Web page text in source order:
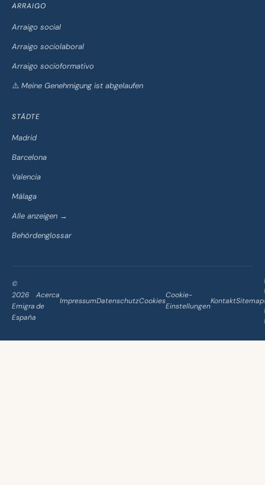
ARRAIGO
Arraigo social
Arraigo sociolaboral
Arraigo socioformativo
⚠️ Meine Genehmigung ist abgelaufen
STÄDTE
Madrid
Barcelona
Valencia
Málaga
Alle anzeigen →
Behördenglossar
©
2026
Emigra
España
Acerca
de
ImpressumDatenschutzCookies
Cookie-
Einstellungen
KontaktSitemap